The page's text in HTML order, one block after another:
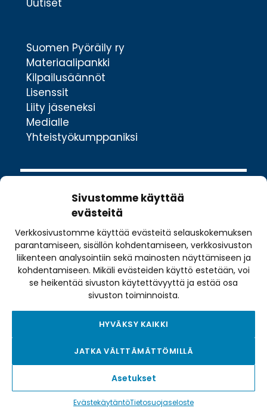
Sivustomme käyttää
evästeitä
Verkkosivustomme käyttää evästeitä selauskokemuksen
parantamiseen, sisällön kohdentamiseen, verkkosivuston
liikenteen analysointiin sekä mainosten näyttämiseen ja
kohdentamiseen. Mikäli evästeiden käyttö estetään, voi
se heikentää sivuston käytettävyyttä ja estää osa
sivuston toiminnoista.
HYVÄKSY KAIKKI
JATKA VÄLTTÄMÄTTÖMILLÄ
Asetukset
EvästekäytäntöTietosuojaseloste
Suomen Pyöräily ry
Materiaalipankki
Kilpailusäännöt
Lisenssit
Liity jäseneksi
Medialle
Yhteistyökumppaniksi
Valimotie 10
00380 Helsinki
toimisto@pyoraily.fi
+358 50 516 9590
Tietosuojaseloste
Evästekäytäntö
Saavutettavuusseloste
Sivukartta